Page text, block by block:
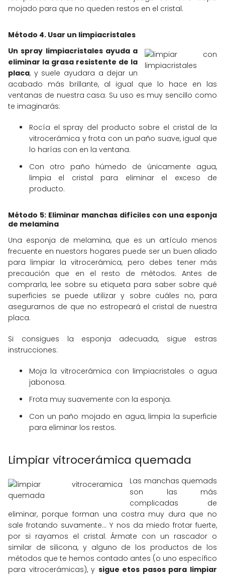
mojado para que no queden restos en el cristal.
Método 4. Usar un limpiacristales
Un spray limpiacristales ayuda a
eliminar la grasa resistente de la
placa, y suele ayudara a dejar un
acabado más brillante, al igual que lo hace en las
ventanas de nuestra casa. Su uso es muy sencillo como
te imaginarás:
Rocía el spray del producto sobre el cristal de la
vitrocerámica y frota con un paño suave, igual que
lo harías con en la ventana.
Con otro paño húmedo de únicamente agua,
limpia el cristal para eliminar el exceso de
producto.
Método 5: Eliminar manchas difíciles con una esponja
de melamina
Una esponja de melamina, que es un artículo menos
frecuente en nuestors hogares puede ser un buen aliado
para limpiar la vitrocerámica, pero debes tener más
precaución que en el resto de métodos. Antes de
comprarla, lee sobre su etiqueta para saber sobre qué
superficies se puede utilizar y sobre cuáles no, para
asegurarnos de que no estropeará el cristal de nuestra
placa.
Si consigues la esponja adecuada, sigue estras
instrucciones:
Moja la vitrocerámica con limpiacristales o agua
jabonosa.
Frota muy suavemente con la esponja.
Con un paño mojado en agua, limpia la superficie
para eliminar los restos.
Limpiar vitrocerámica quemada
Las manchas quemads
son las más
complicadas de
eliminar, porque forman una costra muy dura que no
sale frotando suvamente... Y nos da miedo frotar fuerte,
por si rayamos el cristal. Ármate con un rascador o
similar de silicona, y alguno de los productos de los
métodos que te hemos contado antes (o uno específico
para vitrocerámicas), y sigue etos pasos para limpiar